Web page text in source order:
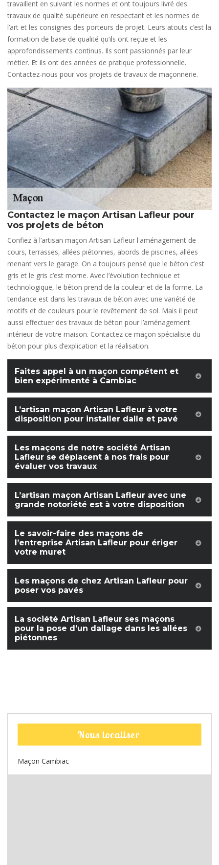
travaillent en suivant les normes et ont toujours livré des
travaux de qualité supérieure en respectant et les normes de
l’art et les consignes des porteurs de projet. Leurs atouts c’est la
formation de base de qualité qu’ils ont reçue et les
approfondissements continus. Ils sont passionnés par leur
métier. Et ils ont des années de pratique professionnelle.
Contactez-nous pour vos projets de travaux de maçonnerie.
Contactez le maçon Artisan Lafleur pour
vos projets de béton
Confiez à l’artisan maçon Artisan Lafleur l'aménagement de
cours, terrasses, allées piétonnes, abords de piscines, allées
menant vers le garage. On a toujours pensé que le béton c’est
gris et le gris c’est morne. Avec l’évolution technique et
technologique, le béton prend de la couleur et de la forme. La
tendance est dans les travaux de béton avec une variété de
motifs et de couleurs pour le revêtement de sol. Mais il peut
aussi effectuer des travaux de béton pour l’aménagement
intérieur de votre maison. Contactez ce maçon spécialiste du
béton pour plus d’explication et la réalisation.
Faites appel à un maçon compétent et
bien expérimenté à Cambiac
L’artisan maçon Artisan Lafleur à votre
disposition pour installer dalle et pavé
Les maçons de notre société Artisan
Lafleur se déplacent à nos frais pour
évaluer vos travaux
L’artisan maçon Artisan Lafleur avec une
grande notoriété est à votre disposition
Le savoir-faire des maçons de
l’entreprise Artisan Lafleur pour ériger
votre muret
Les maçons de chez Artisan Lafleur pour
poser vos pavés
La société Artisan Lafleur ses maçons
pour la pose d’un dallage dans les allées
piétonnes
Nous localiser
Maçon Cambiac